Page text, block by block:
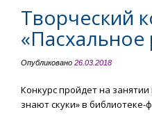
Творческий
«Пасхальное
Опубликовано 26.03.2018
Конкурс пройдет на
знают скуки» в библиотеке-